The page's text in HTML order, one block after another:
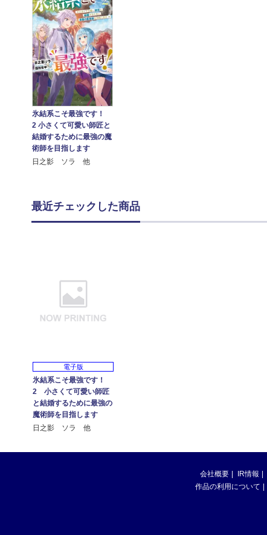
氷結系こそ最強です！
2 小さくて可愛い師匠と
結婚するために最強の魔
術師を目指します
日之影 ソラ 他
最近チェックした商品
電子版
氷結系こそ最強です！
2 小さくて可愛い師匠
と結婚するために最強の
魔術師を目指します
日之影 ソラ 他
会社概要 IR情報
作品の利用について